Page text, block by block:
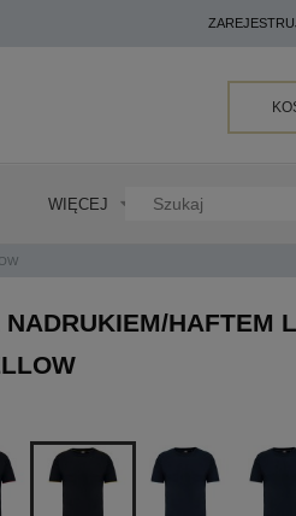
WIĘCEJ
HAFTEM